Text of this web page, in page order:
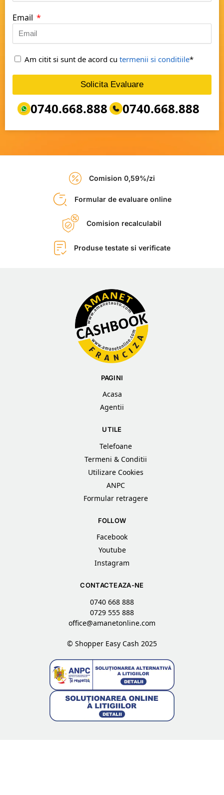
Email
Am citit si sunt de acord cu termenii si conditiile*
Solicita Evaluare
0740.668.888 0740.668.888
Comision 0,59%/zi
Formular de evaluare online
Comision recalculabil
Produse testate si verificate
PAGINI
Acasa
Agentii
UTILE
Telefoane
Termeni & Conditii
Utilizare Cookies
ANPC
Formular retragere
FOLLOW
Facebook
Youtube
Instagram
CONTACTEAZA-NE
0740 668 888
0729 555 888
office@amanetonline.com
© Shopper Easy Cash 2025